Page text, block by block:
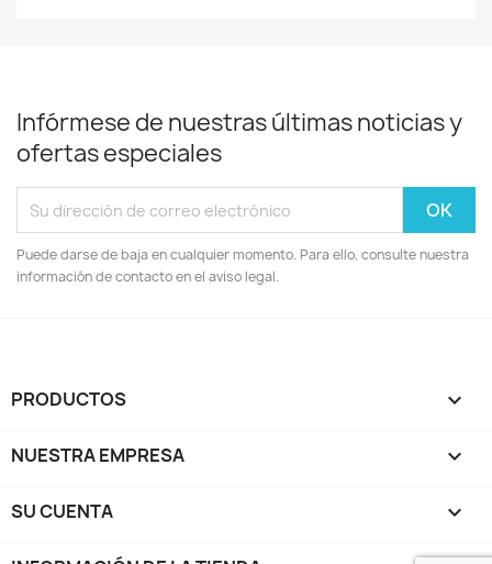
Infórmese de nuestras últimas noticias y
ofertas especiales
Puede darse de baja en cualquier momento. Para ello, consulte nuestra
información de contacto en el aviso legal.
PRODUCTOS 
NUESTRA EMPRESA 
SU CUENTA 